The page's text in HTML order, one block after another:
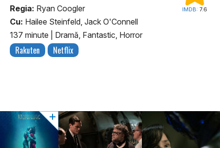
IMDB: 7.6
Regia: Ryan Coogler
Cu: Hailee Steinfeld, Jack O'Connell
137 minute
Dramă, Fantastic, Horror
Rakuten Netflix